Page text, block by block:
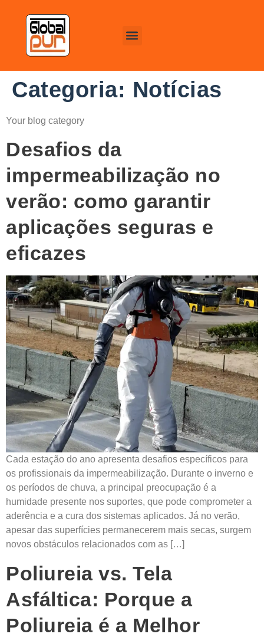
Categoria: Notícias
Your blog category
Desafios da
impermeabilização no
verão: como garantir
aplicações seguras e
eficazes
Cada estação do ano apresenta desafios específicos para
os profissionais da impermeabilização. Durante o inverno e
os períodos de chuva, a principal preocupação é a
humidade presente nos suportes, que pode comprometer a
aderência e a cura dos sistemas aplicados. Já no verão,
apesar das superfícies permanecerem mais secas, surgem
novos obstáculos relacionados com as […]
Poliureia vs. Tela
Asfáltica: Porque a
Poliureia é a Melhor